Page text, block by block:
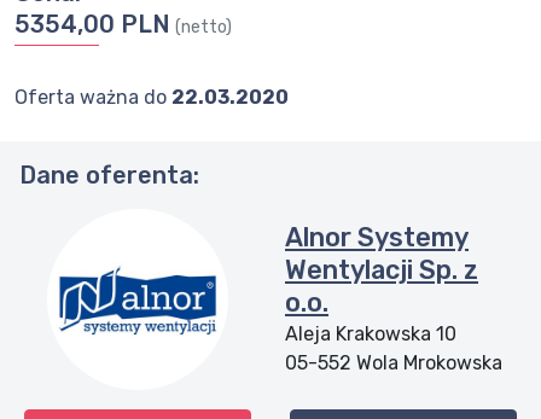
5354,00 PLN (netto)
Oferta ważna do 22.03.2020
Dane oferenta:
Alnor Systemy
Wentylacji Sp. z
o.o.
Aleja Krakowska 10
05-552 Wola Mrokowska